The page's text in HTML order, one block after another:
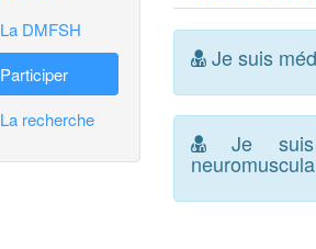
La DMFSH
Participer
La recherche
Je suis
Je suis